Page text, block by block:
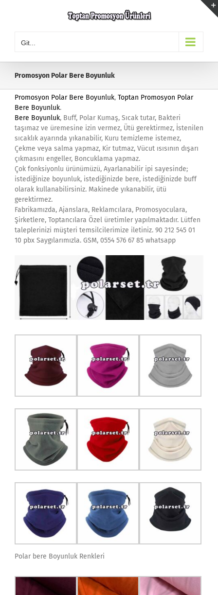
Git...
Promosyon Polar Bere Boyunluk
Promosyon Polar Bere Boyunluk, Toptan Promosyon Polar
Bere Boyunluk.
Bere Boyunluk, Buff, Polar Kumaş, Sıcak tutar, Bakteri
taşımaz ve üremesine izin vermez, Ütü gerektirmez, İstenilen
sıcaklık ayarında yıkanabilir, Kuru temizleme istemez,
Çekme veya salma yapmaz, Kir tutmaz, Vücut ısısının dışarı
çıkmasını engeller, Boncuklama yapmaz.
Çok fonksiyonlu ürünümüzü, Ayarlanabilir ipi sayesinde;
istediğinize boyunluk, istediğinizde bere, istediğinizde buff
olarak kullanabilirsiniz. Makinede yıkanabilir, ütü
gerektirmez.
Fabrikamızda, Ajanslara, Reklamcılara, Promosyoculara,
Şirketlere, Toptancılara Özel üretimler yapılmaktadır. Lütfen
taleplerinizi müşteri temsilcilerimize iletiniz. 90 212 545 01
10 pbx Saygılarımızla. GSM, 0554 576 67 85 whatsapp
Polar bere Boyunluk Renkleri